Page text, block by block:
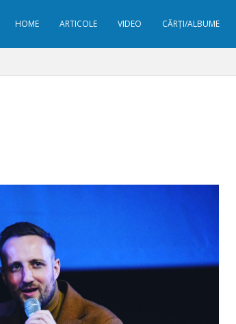
HOME ARTICOLE VIDEO CĂRȚI/ALBUME